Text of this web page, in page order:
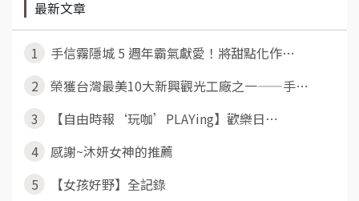
最新文章
1
手信霧隱城 5 週年霸氣獻愛！將甜點化作⋯
2
榮獲台灣最美10大新興觀光工廠之一——手⋯
3
【自由時報‘玩咖’PLAYing】歡樂日⋯
4
感謝~沐妍女神的推薦
5
【女孩好野】全記錄